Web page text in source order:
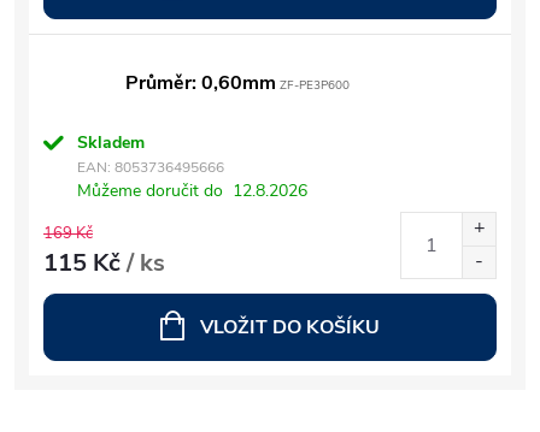
Průměr: 0,60mm ZF-PE3P600
Skladem
EAN: 8053736495666
Můžeme doručit do 12.8.2026
169 Kč
115 Kč/ ks
VLOŽIT DO KOŠÍKU